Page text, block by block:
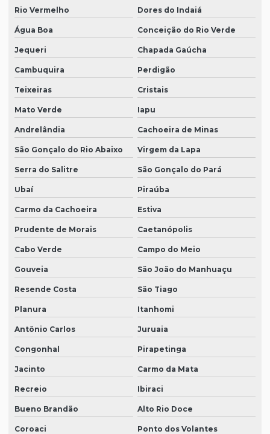
Rio Vermelho Dores do Indaiá
Água Boa Conceição do Rio Verde
Jequeri Chapada Gaúcha
Cambuquira Perdigão
Teixeiras Cristais
Mato Verde Iapu
Andrelândia Cachoeira de Minas
São Gonçalo do Rio Abaixo Virgem da Lapa
Serra do Salitre São Gonçalo do Pará
Ubaí Piraúba
Carmo da Cachoeira Estiva
Prudente de Morais Caetanópolis
Cabo Verde Campo do Meio
Gouveia São João do Manhuaçu
Resende Costa São Tiago
Planura Itanhomi
Antônio Carlos Juruaia
Congonhal Pirapetinga
Jacinto Carmo da Mata
Recreio Ibiraci
Bueno Brandão Alto Rio Doce
Coroaci Ponto dos Volantes